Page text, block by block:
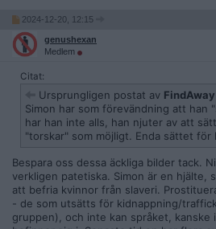
2024-12-20, 12:15
genushexan
Medlem
Citat:
Ursprungligen postat av FindAway
Simon har som förevändning att han
har han inte alls, han njuter av att
"torskar" som möjligt. Enda sättet för
Bespara oss dessa äckliga bilder tack.
verkligen patetiska. Simon är en hjälte,
att befria kvinnor från slaveri.
- de som utsätts för kidnappning/
gruppen), och inte kan språket,